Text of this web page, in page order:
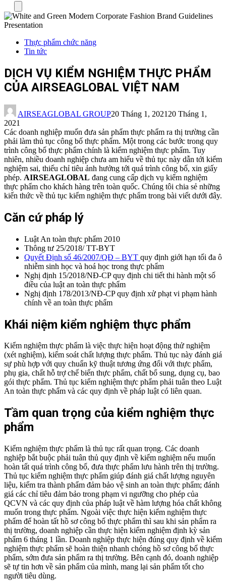
Thực phẩm chức năng
Tin tức
DỊCH VỤ KIỂM NGHIỆM THỰC PHẨM
CỦA AIRSEAGLOBAL VIỆT NAM
AIRSEAGLOBAL GROUP20 Tháng 1, 2021 20 Tháng 1,
2021
Các doanh nghiệp muốn đưa sản phẩm thực phẩm ra thị trường cần
phải làm thủ tục công bố thực phẩm. Một trong các bước trong quy
trình công bố thực phẩm chính là kiểm nghiệm thực phẩm. Tuy
nhiên, nhiều doanh nghiệp chưa am hiểu về thủ tục này dẫn tới kiểm
nghiệm sai, thiếu chỉ tiêu ảnh hưởng tới quá trình công bố, xin giấy
phép. AIRSEAGLOBAL đang cung cấp dịch vụ kiểm nghiệm
thực phẩm cho khách hàng trên toàn quốc. Chúng tôi chia sẻ những
kiến thức về thủ tục kiểm nghiệm thực phẩm trong bài viết dưới đây.
Căn cứ pháp lý
Luật An toàn thực phẩm 2010
Thông tư 25/2018/ TT-BYT
Quyết Định số 46/2007/QĐ – BYT quy định giới hạn tối đa ô
nhiễm sinh học và hoá học trong thực phẩm
Nghị định 15/2018/NĐ-CP quy định chi tiết thi hành một số
điều của luật an toàn thực phẩm
Nghị định 178/2013/NĐ-CP quy định xử phạt vi phạm hành
chính về an toàn thực phẩm
Khái niệm kiểm nghiệm thực phẩm
Kiểm nghiệm thực phẩm là việc thực hiện hoạt động thử nghiệm
(xét nghiệm), kiểm soát chất lượng thực phẩm. Thủ tục này đánh giá
sự phù hợp với quy chuẩn kỹ thuật tương ứng đối với thực phẩm,
phụ gia, chất hỗ trợ chế biến thực phẩm, chất bổ sung, dụng cụ, bao
gói thực phẩm. Thủ tục kiểm nghiệm thực phẩm phải tuân theo Luật
An toàn thực phẩm và các quy định về pháp luật có liên quan.
Tầm quan trọng của kiểm nghiệm thực
phẩm
Kiểm nghiệm thực phẩm là thủ tục rất quan trọng. Các doanh
nghiệp bắt buộc phải tuân thủ quy định về kiểm nghiệm nếu muốn
hoàn tất quá trình công bố, đưa thực phẩm lưu hành trên thị trường.
Thủ tục kiểm nghiệm thực phẩm giúp đánh giá chất lượng nguyên
liệu, kiểm tra thành phẩm đảm bảo vệ sinh an toàn thực phẩm; đánh
giá các chỉ tiêu đảm bảo trong phạm vi ngưỡng cho phép của
QCVN và các quy định của pháp luật về hàm lượng hóa chất không
muốn trong thực phẩm. Ngoài việc thực hiện kiểm nghiệm thực
phẩm để hoàn tất hồ sơ công bố thực phẩm thì sau khi sản phẩm ra
thị trường, doanh nghiệp cần thực hiện kiểm nghiệm định kỳ sản
phẩm 6 tháng 1 lần. Doanh nghiệp thực hiện đúng quy định về kiểm
nghiệm thực phẩm sẽ hoàn thiện nhanh chóng hồ sơ công bố thực
phẩm, sớm đưa sản phẩm ra thị trường. Bên cạnh đó, doanh nghiệp
sẽ tự tin hơn về sản phẩm của mình, mang lại sản phẩm tốt cho
người tiêu dùng.